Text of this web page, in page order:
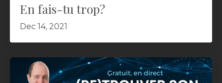
En fais-tu trop?
Dec 14, 2021